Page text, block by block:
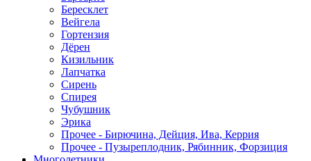
Бересклет
Вейгела
Гортензия
Дёрен
Кизильник
Лапчатка
Сирень
Спирея
Чубушник
Эрика
Прочее - Бирючина, Дейция, Ива, Керрия
Прочее - Пузыреплодник, Рябинник, Форзиция